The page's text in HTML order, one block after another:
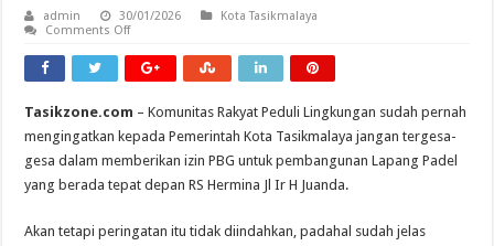
admin 30/01/2026
Kota Tasikmalaya
Comments Offon
Kota
Tasikmalaya
Bawahan
Izin
PBG
Padel
Tasikzone.com – Komunitas Rakyat Peduli Lingkungan sudah pernah
mengingatkan kepada Pemerintah Kota Tasikmalaya jangan tergesa-
gesa dalam memberikan izin PBG untuk pembangunan Lapang Padel
yang berada tepat depan RS Hermina Jl Ir H Juanda.
Akan tetapi peringatan itu tidak diindahkan, padahal sudah jelas